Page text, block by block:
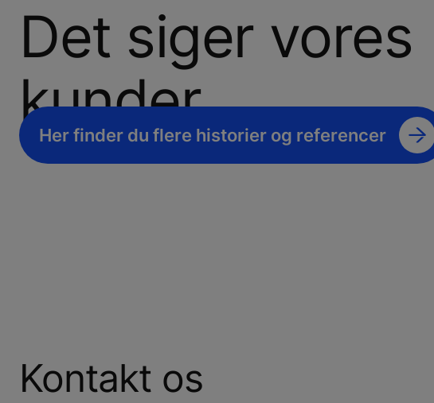
Det siger vores
kunder
Her finder du flere historier og referencer
Kontakt os